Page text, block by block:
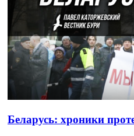
Беларусь: хроники